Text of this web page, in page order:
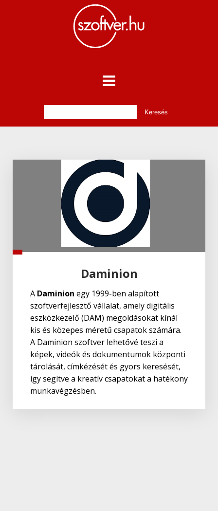
Daminion
A Daminion egy 1999-ben alapított
szoftverfejlesztő vállalat, amely digitális
eszközkezelő (DAM) megoldásokat kínál
kis és közepes méretű csapatok számára.
A Daminion szoftver lehetővé teszi a
képek, videók és dokumentumok központi
tárolását, címkézését és gyors keresését,
így segítve a kreatív csapatokat a hatékony
munkavégzésben.